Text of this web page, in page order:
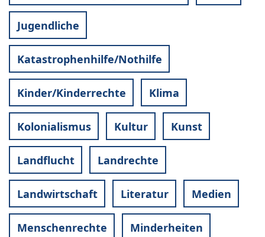
Jugendliche
Katastrophenhilfe/Nothilfe
Kinder/Kinderrechte Klima
Kolonialismus Kultur Kunst
Landflucht Landrechte
Landwirtschaft Literatur Medien
Menschenrechte Minderheiten